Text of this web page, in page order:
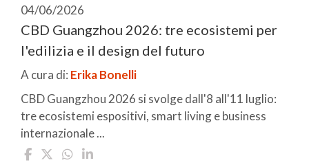
04/06/2026
CBD Guangzhou 2026: tre ecosistemi per
l'edilizia e il design del futuro
A cura di: Erika Bonelli
CBD Guangzhou 2026 si svolge dall'8 all'11 luglio:
tre ecosistemi espositivi, smart living e business
internazionale ...